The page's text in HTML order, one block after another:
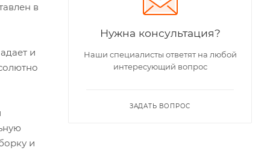
в
и
и
Нужна консультация?
Наши специалисты ответят на любой
интересующий вопрос
ЗАДАТЬ ВОПРОС